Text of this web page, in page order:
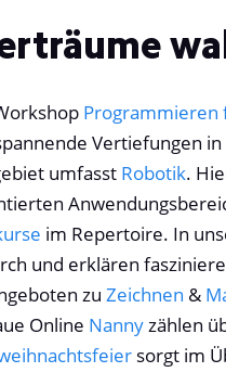
Programmieren
Vertiefungen in
umfasst Robotik.
im Repertoire. In
und erklären
zu Zeichnen &
Online Nannyzählen
sorgt im